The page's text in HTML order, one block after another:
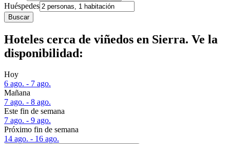
Huéspedes
Buscar
Hoteles cerca de viñedos en Sierra. Ve la
disponibilidad:
Hoy
6 ago. - 7 ago.
Mañana
7 ago. - 8 ago.
Este fin de semana
7 ago. - 9 ago.
Próximo fin de semana
14 ago. - 16 ago.